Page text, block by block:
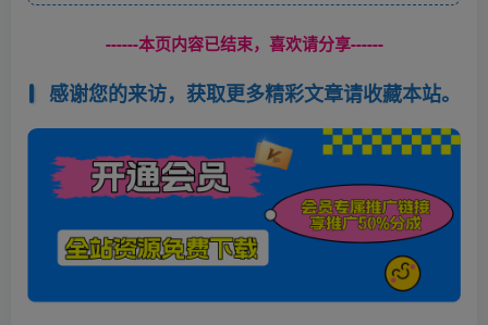
------本页内容已结束，喜欢请分享------
感谢您的来访，获取更多精彩文章请收藏本站。